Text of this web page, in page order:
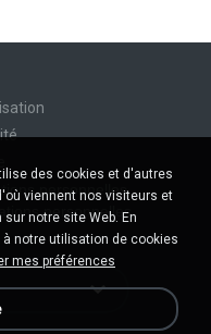
personnelles
personnelles
des cookies et d'autres
viennent nos visiteurs et
notre site Web. En
notre utilisation de cookies
mes préférences